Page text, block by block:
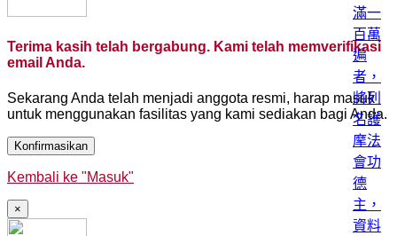
Terima kasih telah bergabung. Kami telah memverifikasi
email Anda.
Sekarang Anda telah menjadi anggota resmi, harap masuk
untuk menggunakan fasilitas yang kami sediakan bagi Anda.
Konfirmasikan
Kembali ke "Masuk"
×